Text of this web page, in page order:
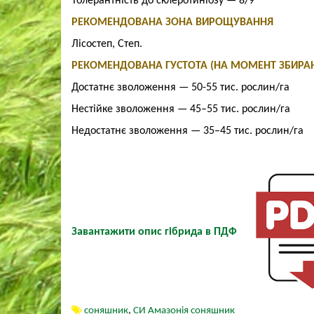
РЕКОМЕНДОВАНА ЗОНА ВИРОЩУВАННЯ
Лісостеп, Степ.
РЕКОМЕНДОВАНА ГУСТОТА (НА МОМЕНТ
Достатнє зволоження — 50-55 тис. рослин/га
Нестійке зволоження — 45–55 тис. рослин/га
Недостатнє зволоження — 35–45 тис. рослин/га
Завантажити опис гібрида в ПДФ
соняшник, СИ Амазонія соняшник